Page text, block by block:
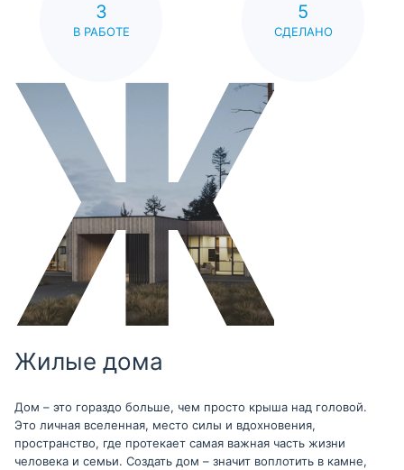
3
В РАБОТЕ
5
СДЕЛАНО
Жилые дома
Дом – это гораздо больше, чем просто крыша над головой.
Это личная вселенная, место силы и вдохновения,
пространство, где протекает самая важная часть жизни
человека и семьи. Создать дом – значит воплотить в камне,